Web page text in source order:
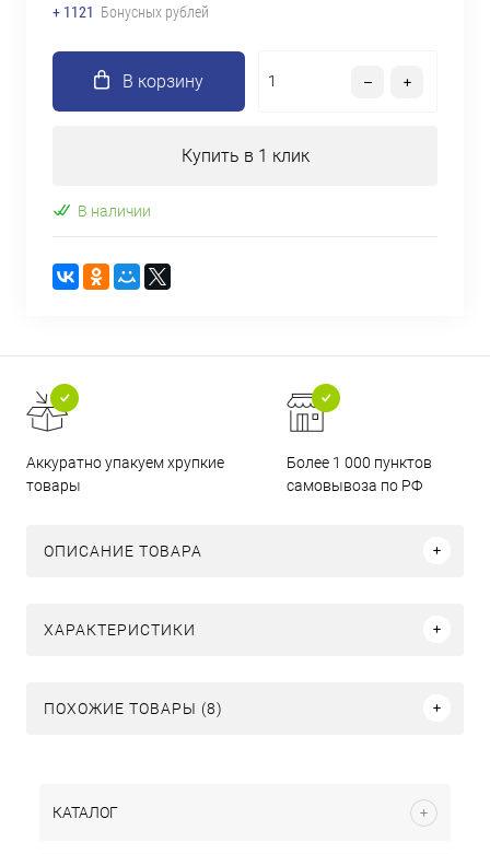
+ 1121 Бонусных рублей
В корзину
Купить в 1 клик
В наличии
Аккуратно упакуем хрупкие
товары
Более 1 000 пунктов
самовывоза по РФ
ОПИСАНИЕ ТОВАРА
ХАРАКТЕРИСТИКИ
ПОХОЖИЕ ТОВАРЫ (8)
КАТАЛОГ